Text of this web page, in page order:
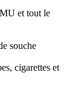
et tout le
souche
cigarettes et